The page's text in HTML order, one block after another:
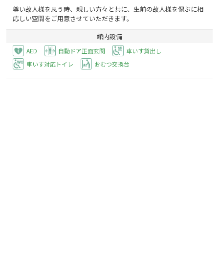
尊い故人様を思う時、親しい方々と共に、生前の故人様を偲ぶに相
応しい空間をご用意させていただきます。
館内設備
AED 自動ドア正面玄関
車いす貸出し
車いす対応トイレ
おむつ交換台